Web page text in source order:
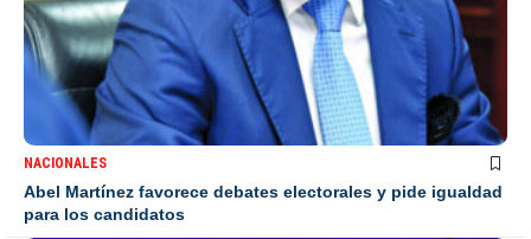
NACIONALES
Abel Martínez favorece debates electorales y pide igualdad
para los candidatos